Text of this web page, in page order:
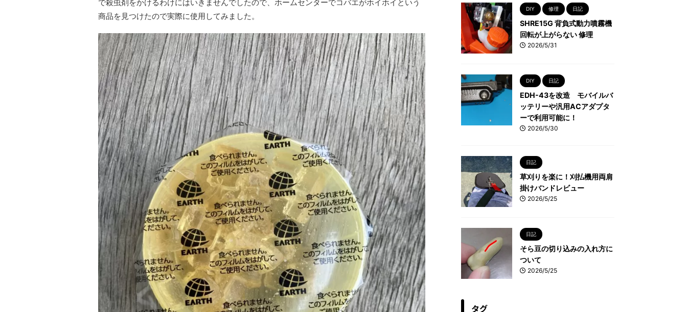
で殺虫剤をかけるわけにはいきませんでしたので、ホームセンターでコバエがホイホイという
商品を見つけたので実際に使用してみました。
DIY 修理 日記
SHRE15G 背負式動力噴霧機
回転が上がらない 修理
2026/5/31
DIY 日記
EDH-43を改造 モバイルバ
ッテリーや汎用ACアダプタ
ーで利用可能に！
2026/5/30
日記
草刈りを楽に！刈払機用両肩
掛けバンドレビュー
2026/5/25
日記
そら豆の切り込みの入れ方に
ついて
2026/5/25
タグ